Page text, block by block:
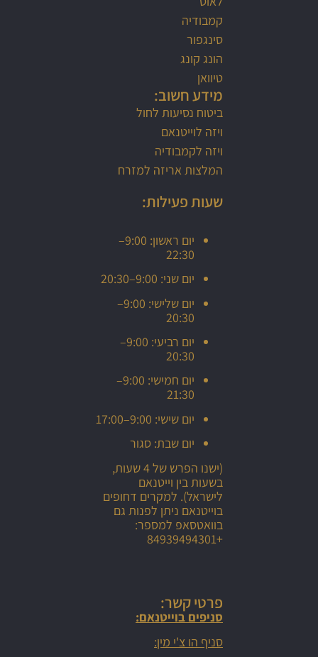
קמבודיה
סינגפור
הונג קונג
טיוואן
מידע חשוב:
ביטוח נסיעות לחול
ויזה לוייטנאם
ויזה לקמבודיה
המלצות אריזה למזרח
שעות פעילות:
יום ראשון: 9:00–
22:30
יום שני: 9:00–20:30
יום שלישי: 9:00–
20:30
יום רביעי: 9:00–
20:30
יום חמישי: 9:00–
21:30
יום שישי: 9:00–17:00
יום שבת: סגור
(ישנו הפרש של 4 שעות,
בשעות בין וייטנאם
לישראל). למקרים דחופים
בוייטנאם ניתן לפנות גם
בוואטסאפ למספר:
+84939494301
פרטי קשר:
סניפים בוייטנאם:
סניף הו צ'י מין: